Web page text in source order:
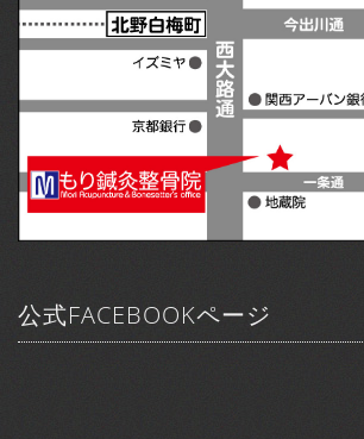
公式FACEBOOKページ